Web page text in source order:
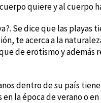
quiere y al cuerpo
Se dice que las
te acerca a la
de erotismo y además
dentro de su país
la época de verano o